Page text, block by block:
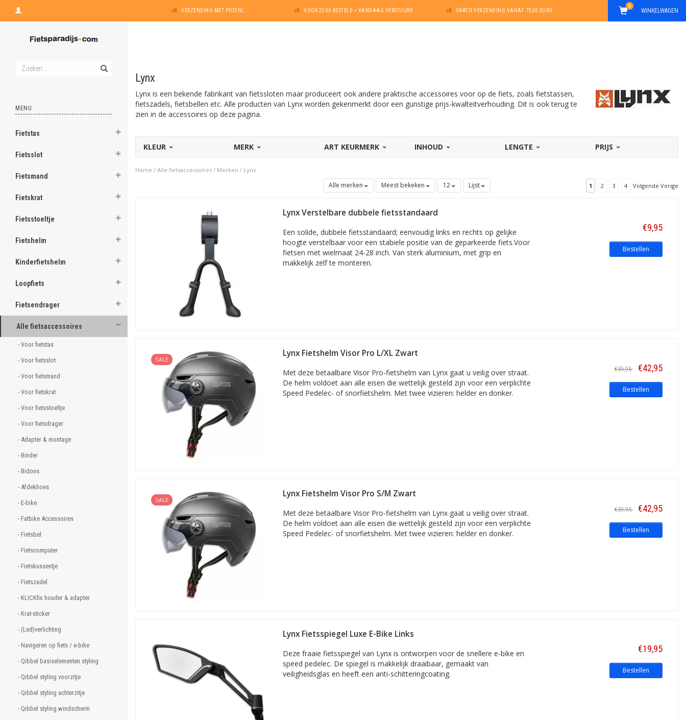
VERZENDING MET POSTNL VOOR 22:00 BESTELD = VANDAAG VERSTUURD GRATIS VERZENDING VANAF 75,00 EURO WINKELWAGEN
0
MENU
Fietstas
Fietsslot
Fietsmand
Fietskrat
Fietsstoeltje
Fietshelm
Kinderfietshelm
Loopfiets
Fietsendrager
Alle fietsaccessoires
- Voor fietstas
- Voor fietsslot
- Voor fietsmand
- Voor fietskrat
- Voor fietsstoeltje
- Voor fietsdrager
- Adapter & montage
- Binder
- Bidons
- Afdekhoes
- E-bike
- Fatbike Accessoires
- Fietsbel
- Fietscomputer
- Fietskussentje
- Fietszadel
- KLICKfix houder & adapter
- Krat-sticker
- (Led)verlichting
- Navigeren op fiets / e-bike
- Qibbel basiselementen styling
- Qibbel styling voorzitje
- Qibbel styling achterzitje
- Qibbel styling windscherm
Lynx
Lynx is een bekende fabrikant van fietssloten maar produceert ook andere praktische accessoires voor op de fiets, zoals fietstassen,
fietszadels, fietsbellen etc. Alle producten van Lynx worden gekenmerkt door een gunstige prijs-kwalteitverhouding. Dit is ook terug te
zien in de accessoires op deze pagina.
KLEUR MERK ART KEURMERK INHOUD LENGTE PRIJS
Home / Alle fietsaccessoires / Merken / Lynx
Alle merken Meest bekeken 12 Lijst 1 2 3 4 Volgende Vorige
Lynx Verstelbare dubbele fietsstandaard
Een solide, dubbele fietsstandaard; eenvoudig links en rechts op gelijke
hoogte verstelbaar voor een stabiele positie van de geparkeerde fiets.Voor
fietsen met wielmaat 24-28 inch. Van sterk aluminium, met grip en
makkelijk zelf te monteren.
€9,95
Bestellen
SALE
Lynx Fietshelm Visor Pro L/XL Zwart
Met deze betaalbare Visor Pro-fietshelm van Lynx gaat u veilig over straat.
De helm voldoet aan alle eisen die wettelijk gesteld zijn voor een verplichte
Speed Pedelec- of snorfietshelm. Met twee vizieren: helder en donker.
€59,95 €42,95
Bestellen
SALE
Lynx Fietshelm Visor Pro S/M Zwart
Met deze betaalbare Visor Pro-fietshelm van Lynx gaat u veilig over straat.
De helm voldoet aan alle eisen die wettelijk gesteld zijn voor een verplichte
Speed Pedelec- of snorfietshelm. Met twee vizieren: helder en donker.
€59,95 €42,95
Bestellen
Lynx Fietsspiegel Luxe E-Bike Links
Deze fraaie fietsspiegel van Lynx is ontworpen voor de snellere e-bike en
speed pedelec. De spiegel is makkelijk draaibaar, gemaakt van
veiligheidsglas en heeft een anti-schitteringcoating.
€19,95
Bestellen